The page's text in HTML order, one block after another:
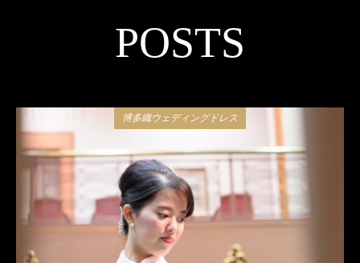
POSTS
博多織ウェディングドレス